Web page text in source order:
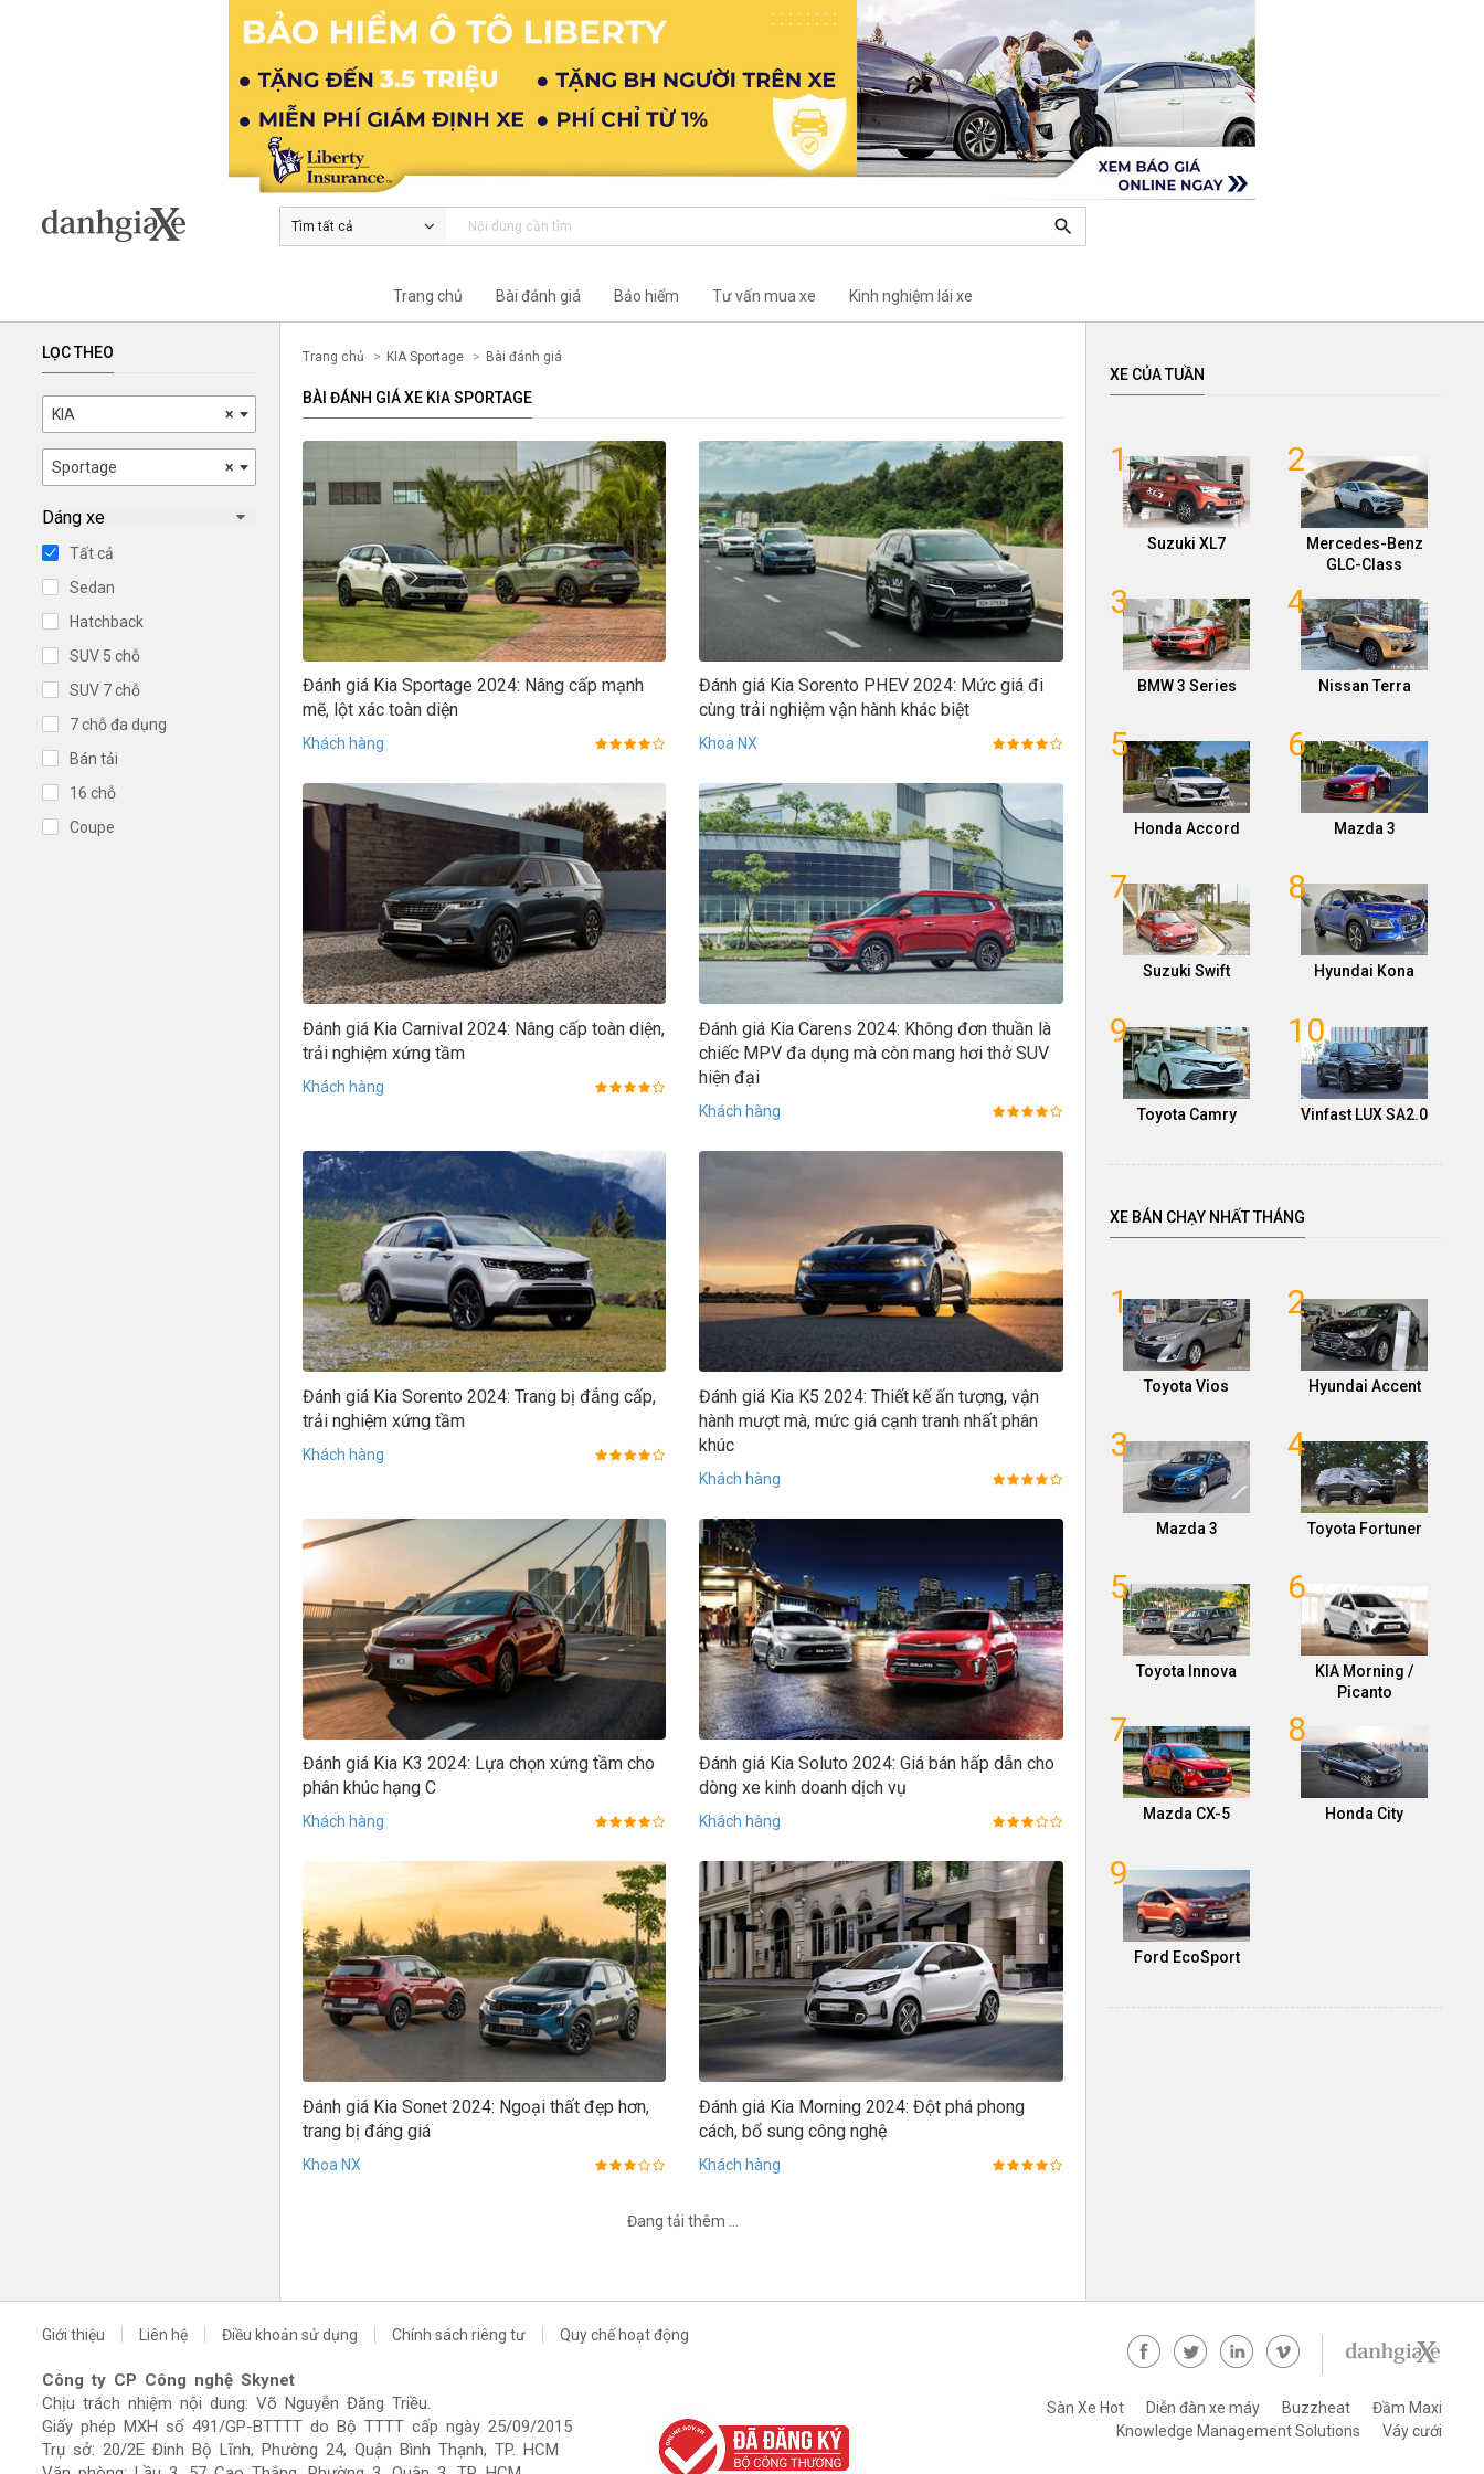
Tìm tất cả search
Trang chủ Bài đánh giá Bảo hiểm Tư vấn mua xe Kinh nghiệm lái xe
LỌC THEO
×
KIA
×
Sportage
Dáng xe
Tất cả
Sedan
Hatchback
SUV 5 chỗ
SUV 7 chỗ
7 chỗ đa dụng
Bán tải
16 chỗ
Coupe
Trang chủ KIA Sportage Bài đánh giá
BÀI ĐÁNH GIÁ XE KIA SPORTAGE
Đánh giá Kia Sportage 2024: Nâng cấp mạnh
mẽ, lột xác toàn diện
Khách hàng
Đánh giá Kia Sorento PHEV 2024: Mức giá đi
cùng trải nghiệm vận hành khác biệt
Khoa NX
Đánh giá Kia Carnival 2024: Nâng cấp toàn diện,
trải nghiệm xứng tầm
Khách hàng
Đánh giá Kia Carens 2024: Không đơn thuần là
chiếc MPV đa dụng mà còn mang hơi thở SUV
hiện đại
Khách hàng
Đánh giá Kia Sorento 2024: Trang bị đẳng cấp,
trải nghiệm xứng tầm
Khách hàng
Đánh giá Kia K5 2024: Thiết kế ấn tượng, vận
hành mượt mà, mức giá cạnh tranh nhất phân
khúc
Khách hàng
Đánh giá Kia K3 2024: Lựa chọn xứng tầm cho
phân khúc hạng C
Khách hàng
Đánh giá Kia Soluto 2024: Giá bán hấp dẫn cho
dòng xe kinh doanh dịch vụ
Khách hàng
Đánh giá Kia Sonet 2024: Ngoại thất đẹp hơn,
trang bị đáng giá
Khoa NX
Đánh giá Kia Morning 2024: Đột phá phong
cách, bổ sung công nghệ
Khách hàng
Đang tải thêm ...
XE CỦA TUẦN
Suzuki XL7
1
Mercedes-Benz
GLC-Class
2
BMW 3 Series
3
Nissan Terra
4
Honda Accord
5
Mazda 3
6
Suzuki Swift
7
Hyundai Kona
8
Toyota Camry
9
Vinfast LUX SA2.0
10
XE BÁN CHẠY NHẤT THÁNG
Toyota Vios
1
Hyundai Accent
2
Mazda 3
3
Toyota Fortuner
4
Toyota Innova
5
KIA Morning /
Picanto
6
Mazda CX-5
7
Honda City
8
Ford EcoSport
9
Giới thiệu Liên hệ Điều khoản sử dụng Chính sách riêng tư Quy chế hoạt động
Công ty CP Công nghệ Skynet
Chịu trách nhiệm nội dung: Võ Nguyễn Đăng Triều.
Giấy phép MXH số 491/GP-BTTTT do Bộ TTTT cấp ngày 25/09/2015
Trụ sở: 20/2E Đinh Bộ Lĩnh, Phường 24, Quận Bình Thạnh, TP. HCM
Đầm Maxi
Buzzheat
Diễn đàn xe máy
Sàn Xe Hot
Váy cưới
Knowledge Management Solutions